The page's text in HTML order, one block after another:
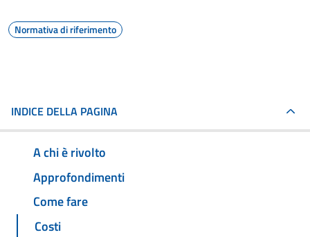
Normativa di riferimento
INDICE DELLA PAGINA
A chi è rivolto
Approfondimenti
Come fare
Costi